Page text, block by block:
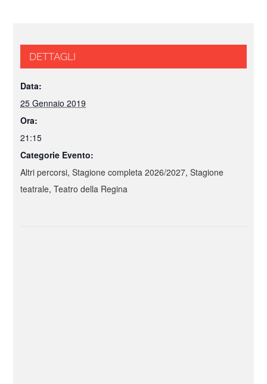
DETTAGLI
Data:
25 Gennaio 2019
Ora:
21:15
Categorie Evento:
Altri percorsi,Stagione completa 2026/2027,Stagione
teatrale,Teatro della Regina